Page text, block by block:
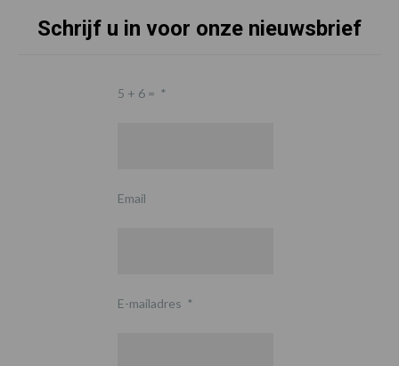
Schrijf u in voor onze nieuwsbrief
5 + 6 = *
Email
E-mailadres *